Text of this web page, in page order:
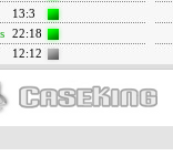
13:3
22:18
12:12